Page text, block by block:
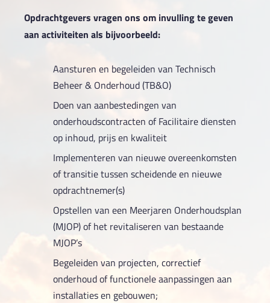
Opdrachtgevers vragen ons om invulling te geven
aan activiteiten als bijvoorbeeld:
Aansturen en begeleiden van Technisch
Beheer & Onderhoud (TB&O)
Doen van aanbestedingen van
onderhoudscontracten of Facilitaire diensten
op inhoud, prijs en kwaliteit
Implementeren van nieuwe overeenkomsten
of transitie tussen scheidende en nieuwe
opdrachtnemer(s)
Opstellen van een Meerjaren Onderhoudsplan
(MJOP) of het revitaliseren van bestaande
MJOP’s
Begeleiden van projecten, correctief
onderhoud of functionele aanpassingen aan
installaties en gebouwen;